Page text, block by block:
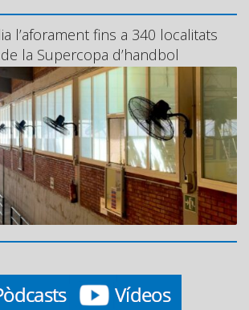
l’aforament fins a 340 localitats
la Supercopa d’handbol